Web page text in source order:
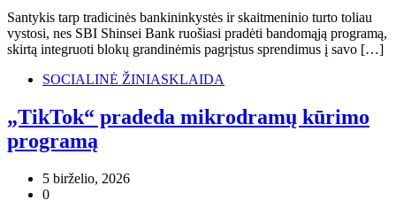
Santykis tarp tradicinės bankininkystės ir skaitmeninio turto toliau
vystosi, nes SBI Shinsei Bank ruošiasi pradėti bandomąją programą,
skirtą integruoti blokų grandinėmis pagrįstus sprendimus į savo […]
SOCIALINĖ ŽINIASKLAIDA
„TikTok“ pradeda mikrodramų kūrimo
programą
5 birželio, 2026
0